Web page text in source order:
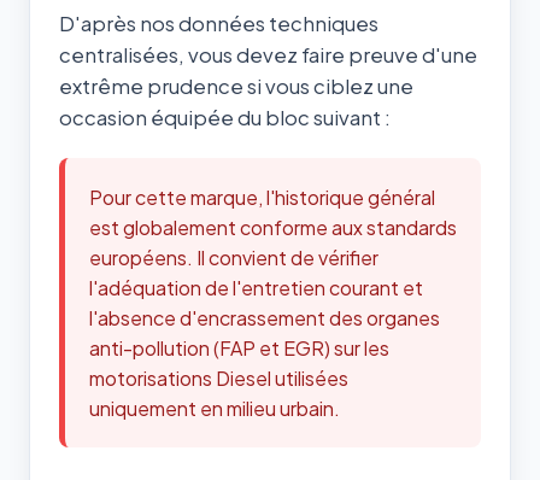
D'après nos données techniques
centralisées, vous devez faire preuve d'une
extrême prudence si vous ciblez une
occasion équipée du bloc suivant :
Pour cette marque, l'historique général
est globalement conforme aux standards
européens. Il convient de vérifier
l'adéquation de l'entretien courant et
l'absence d'encrassement des organes
anti-pollution (FAP et EGR) sur les
motorisations Diesel utilisées
uniquement en milieu urbain.